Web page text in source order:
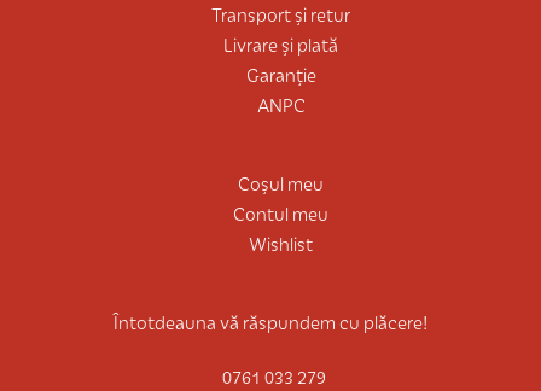
Transport și retur
Livrare și plată
Garanție
ANPC
Coșul meu
Contul meu
Wishlist
Întotdeauna vă răspundem cu plăcere!
0761 033 279